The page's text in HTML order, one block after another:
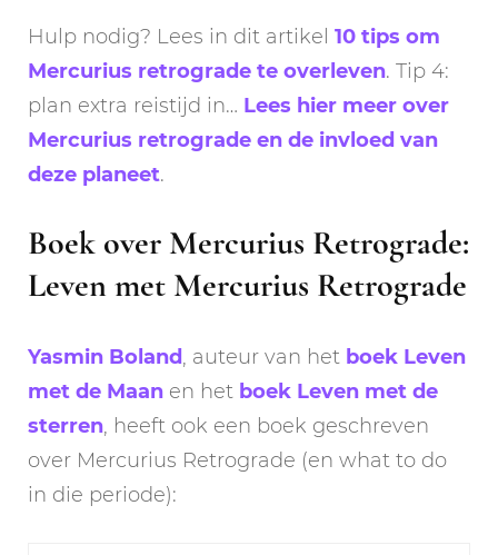
Hulp nodig? Lees in dit artikel 10 tips om
Mercurius retrograde te overleven. Tip 4:
plan extra reistijd in… Lees hier meer over
Mercurius retrograde en de invloed van
deze planeet.
Boek over Mercurius Retrograde:
Leven met Mercurius Retrograde
Yasmin Boland, auteur van het boek Leven
met de Maan en het boek Leven met de
sterren, heeft ook een boek geschreven
over Mercurius Retrograde (en what to do
in die periode):